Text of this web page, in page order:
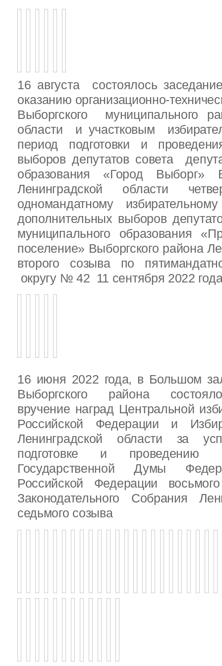
16 августа состоялось
оказанию организационно-
Выборгского муниципального
области и участковым
период подготовки и
выборов депутатов совета
образования «Город Выборг»
Ленинградской области
одномандатному
дополнительных выборов
муниципального образования
поселение» Выборгского района
второго созыва по
округу № 42 11 сентября 2022
16 июня 2022 года, в Большом
Выборгского района
вручение наград Центральной
Российской Федерации и
Ленинградской области за
подготовке и проведению
Государственной Думы
Российской Федерации
Законодательного Собрания
седьмого созыва